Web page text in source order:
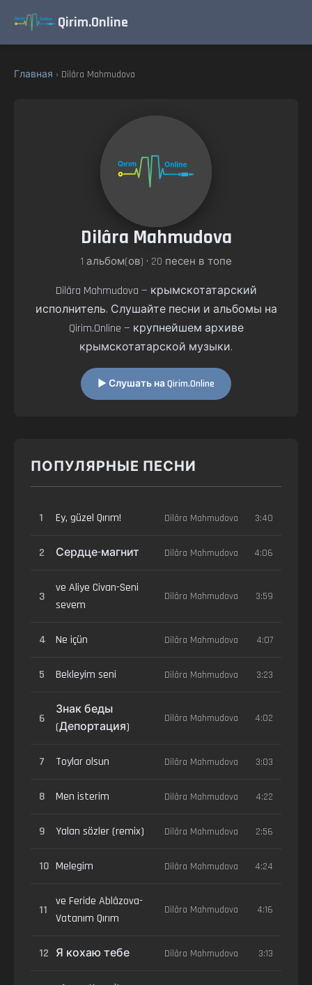
Qirim.Online
Главная › Dilâra Mahmudova
Dilâra Mahmudova
1 альбом(ов) • 20 песен в топе
Dilâra Mahmudova — крымскотатарский
исполнитель. Слушайте песни и альбомы на
Qirim.Online — крупнейшем архиве
крымскотатарской музыки.
▶ Слушать на Qirim.Online
ПОПУЛЯРНЫЕ ПЕСНИ
1 Ey, güzel Qırım! Dilâra Mahmudova 3:40
2 Сердце-магнит Dilâra Mahmudova 4:06
3
ve Aliye Civan-Seni
sevem
Dilâra Mahmudova 3:59
4 Ne içün Dilâra Mahmudova 4:07
5 Bekleyim seni Dilâra Mahmudova 3:23
6
Знак беды
(Депортация)
Dilâra Mahmudova 4:02
7 Toylar olsun Dilâra Mahmudova 3:03
8 Men isterim Dilâra Mahmudova 4:22
9 Yalan sözler (remix) Dilâra Mahmudova 2:56
10 Melegim Dilâra Mahmudova 4:24
11
ve Feride Ablâzova-
Vatanım Qırım
Dilâra Mahmudova 4:16
12 Я кохаю тебе Dilâra Mahmudova 3:13